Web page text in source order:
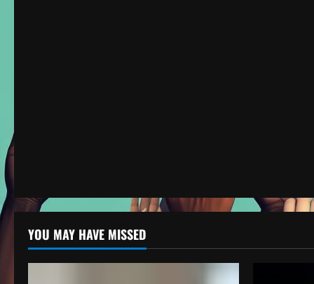
YOU MAY HAVE MISSED